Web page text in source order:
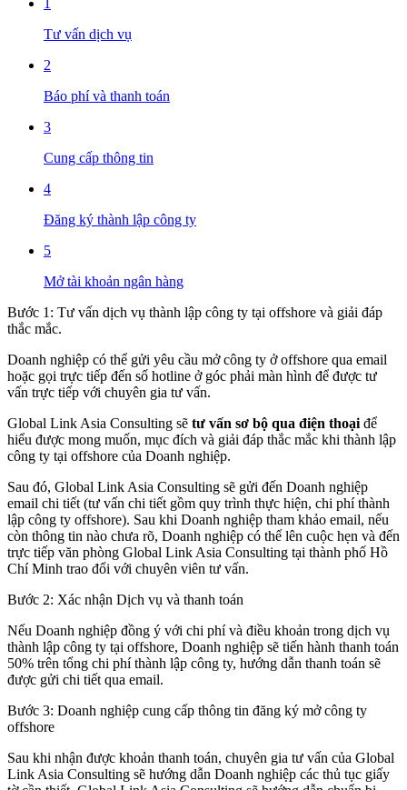
Tư vấn dịch vụ
2
Báo phí và thanh toán
3
Cung cấp thông tin
4
Đăng ký thành lập công ty
5
Mở tài khoản ngân hàng
Bước 1: Tư vấn dịch vụ thành lập công ty tại offshore và giải đáp
thắc mắc.
Doanh nghiệp có thể gửi yêu cầu mở công ty ở offshore qua email
hoặc gọi trực tiếp đến số hotline ở góc phải màn hình để được tư
vấn trực tiếp với chuyên gia tư vấn.
Global Link Asia Consulting sẽ tư vấn sơ bộ qua điện thoại để
hiểu được mong muốn, mục đích và giải đáp thắc mắc khi thành lập
công ty tại offshore của Doanh nghiệp.
Sau đó, Global Link Asia Consulting sẽ gửi đến Doanh nghiệp
email chi tiết (tư vấn chi tiết gồm quy trình thực hiện, chi phí thành
lập công ty offshore). Sau khi Doanh nghiệp tham khảo email, nếu
còn thông tin nào chưa rõ, Doanh nghiệp có thể lên cuộc hẹn và đến
trực tiếp văn phòng Global Link Asia Consulting tại thành phố Hồ
Chí Minh trao đổi với chuyên viên tư vấn.
Bước 2: Xác nhận Dịch vụ và thanh toán
Nếu Doanh nghiệp đồng ý với chi phí và điều khoản trong dịch vụ
thành lập công ty tại offshore, Doanh nghiệp sẽ tiến hành thanh toán
50% trên tổng chi phí thành lập công ty, hướng dẫn thanh toán sẽ
được gửi chi tiết qua email.
Bước 3: Doanh nghiệp cung cấp thông tin đăng ký mở công ty
offshore
Sau khi nhận được khoản thanh toán, chuyên gia tư vấn của Global
Link Asia Consulting sẽ hướng dẫn Doanh nghiệp các thủ tục giấy